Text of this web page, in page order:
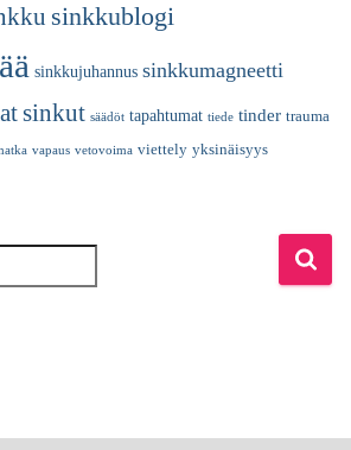
sinkkublogi
sinkkujuhannus sinkkumagneetti
sinkut säädöt tapahtumat tiede tinder trauma
vapaus vetovoima viettely yksinäisyys